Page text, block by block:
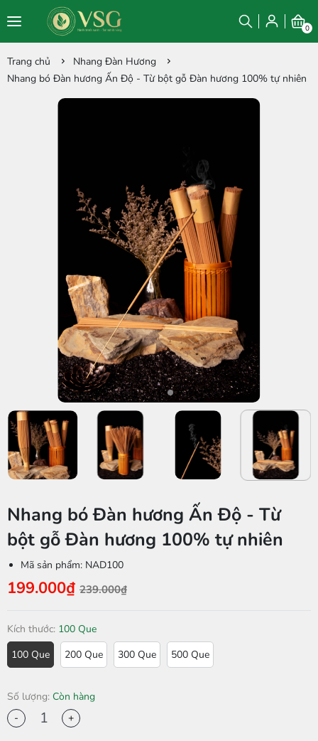
0
Trang chủ
Nhang Đàn Hương
Nhang bó Đàn hương Ấn Độ - Từ bột gỗ Đàn hương 100% tự nhiên
Nhang bó Đàn hương Ấn Độ - Từ
bột gỗ Đàn hương 100% tự nhiên
Mã sản phẩm: NAD100
199.000₫ 239.000₫
Kích thước: 100 Que
100 Que
200 Que 300 Que 500 Que
Số lượng: Còn hàng
-
+